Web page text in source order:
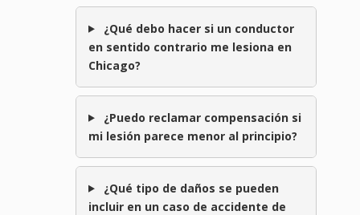
¿Qué debo hacer si un conductor
en sentido contrario me lesiona en
Chicago?
¿Puedo reclamar compensación si
mi lesión parece menor al principio?
¿Qué tipo de daños se pueden
incluir en un caso de accidente de